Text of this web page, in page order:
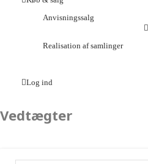
Anvisningssalg
Realisation af samlinger
Log ind
Vedtægter